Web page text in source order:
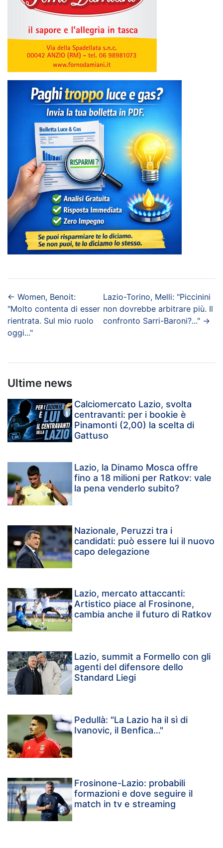
← Women, Benoit:
"Molto contenta di esser
rientrata. Sul mio ruolo
oggi..."
Lazio-Torino, Melli: "Piccinini
non dovrebbe arbitrare più. Il
confronto Sarri-Baroni?..."→
Ultime news
Calciomercato Lazio, svolta
centravanti: per i bookie è
Pinamonti (2,00) la scelta di
Gattuso
Lazio, la Dinamo Mosca offre
fino a 18 milioni per Ratkov: vale
la pena venderlo subito?
Nazionale, Peruzzi tra i
candidati: può essere lui il nuovo
capo delegazione
Lazio, mercato attaccanti:
Artistico piace al Frosinone,
cambia anche il futuro di Ratkov
Lazio, summit a Formello con gli
agenti del difensore dello
Standard Liegi
Pedullà: "La Lazio ha il sì di
Ivanovic, il Benfica…"
Frosinone-Lazio: probabili
formazioni e dove seguire il
match in tv e streaming